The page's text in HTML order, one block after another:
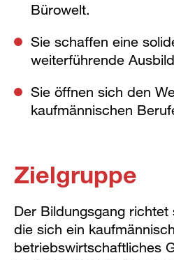
Bürowelt.
Sie schaffen eine
weiterführende
Sie öffnen sich den
kaufmännischen
Zielgruppe
Der Bildungsgang richtet
die sich ein
betriebswirtschaftliches